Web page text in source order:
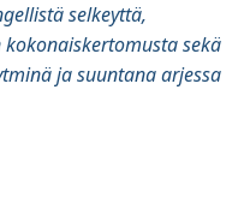
selkeyttä,
sekä
ja suuntana arjessa